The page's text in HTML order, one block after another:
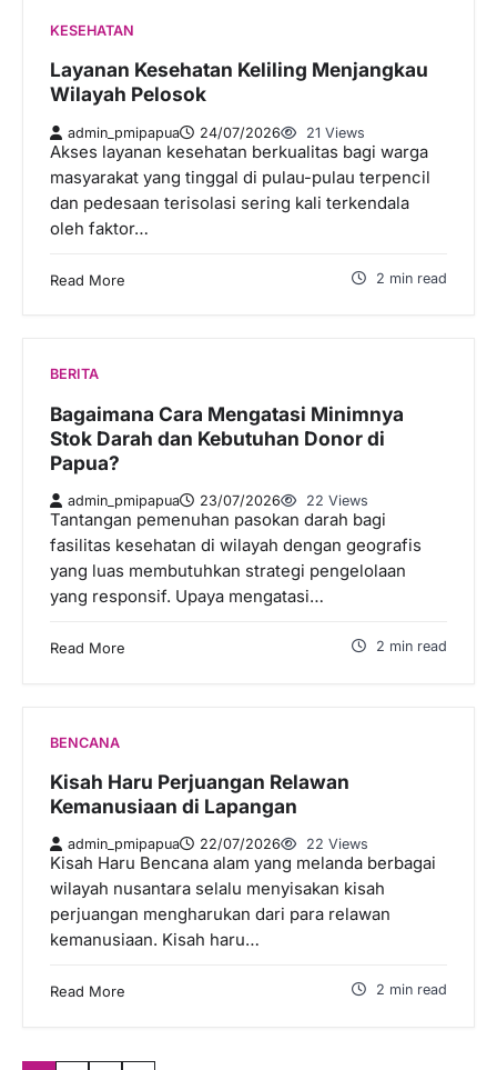
KESEHATAN
Layanan Kesehatan Keliling Menjangkau
Wilayah Pelosok
admin_pmipapua 24/07/2026 21 Views
Akses layanan kesehatan berkualitas bagi warga
masyarakat yang tinggal di pulau-pulau terpencil
dan pedesaan terisolasi sering kali terkendala
oleh faktor…
Read More 2 min read
BERITA
Bagaimana Cara Mengatasi Minimnya
Stok Darah dan Kebutuhan Donor di
Papua?
admin_pmipapua 23/07/2026 22 Views
Tantangan pemenuhan pasokan darah bagi
fasilitas kesehatan di wilayah dengan geografis
yang luas membutuhkan strategi pengelolaan
yang responsif. Upaya mengatasi…
Read More 2 min read
BENCANA
Kisah Haru Perjuangan Relawan
Kemanusiaan di Lapangan
admin_pmipapua 22/07/2026 22 Views
Kisah Haru Bencana alam yang melanda berbagai
wilayah nusantara selalu menyisakan kisah
perjuangan mengharukan dari para relawan
kemanusiaan. Kisah haru…
Read More 2 min read